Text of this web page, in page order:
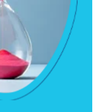
در زمان پیک کار که تماس
پاسخگو باشند از صف
فرد تماس گیرنده در
برای فرد